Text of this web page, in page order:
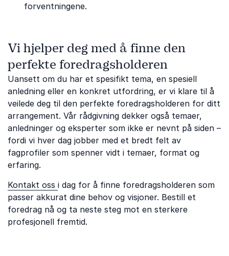
forventningene.
Vi hjelper deg med å finne den
perfekte foredragsholderen
Uansett om du har et spesifikt tema, en spesiell
anledning eller en konkret utfordring, er vi klare til å
veilede deg til den perfekte foredragsholderen for ditt
arrangement. Vår rådgivning dekker også temaer,
anledninger og eksperter som ikke er nevnt på siden –
fordi vi hver dag jobber med et bredt felt av
fagprofiler som spenner vidt i temaer, format og
erfaring.
Kontakt oss i dag for å finne foredragsholderen som
passer akkurat dine behov og visjoner. Bestill et
foredrag nå og ta neste steg mot en sterkere
profesjonell fremtid.